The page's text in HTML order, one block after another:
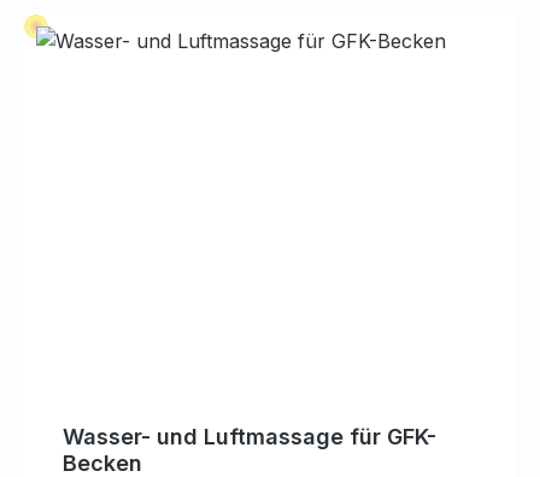
Ablagefläche.
Wasser- und Luftmassage für GFK-
Becken